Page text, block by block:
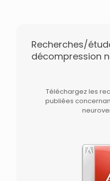
Recherches/
décompression
Téléchargez les
publiées